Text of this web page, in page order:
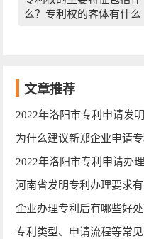
么？专利权的客体有什么
文章推荐
2022年洛阳市专利申请发
为什么建议新郑企业申请专
2022年洛阳市专利申请办
河南省发明专利办理要求
企业办理专利后有哪些好
专利类型、申请流程等常